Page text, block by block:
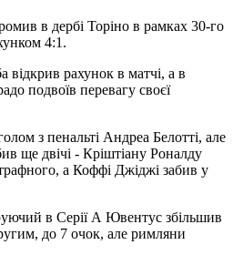
в дербі Торіно в рамках 30-го
4:1.
відкрив рахунок в матчі, а в
подвоїв перевагу своєї
з пенальті Андреа Белотті, але
ще двічі - Кріштіану Роналду
а Коффі Джіджі забив у
в Серії А Ювентус збільшив
до 7 очок, але римляни